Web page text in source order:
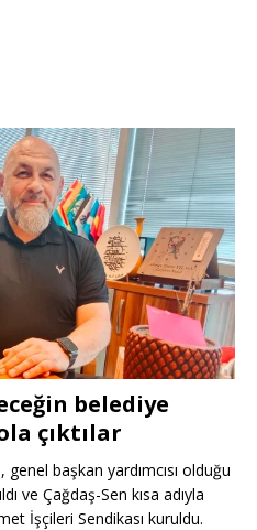
belediye
çıktılar
başkan yardımcısı olduğu
ve Çağdaş-Sen kısa adıyla
İşçileri Sendikası kuruldu.